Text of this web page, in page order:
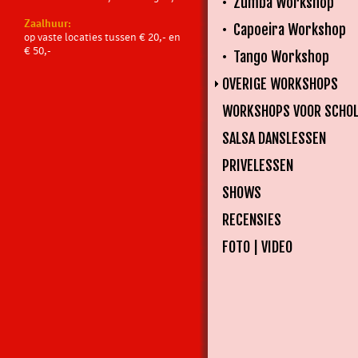
Zaalhuur:
op vaste locaties tussen € 20,- en
€ 50,-
• Capoeira Workshop
• Tango Workshop
OVERIGE WORKSHOPS
WORKSHOPS VOOR
SALSA DANSLESSEN
PRIVELESSEN
SHOWS
RECENSIES
FOTO | VIDEO